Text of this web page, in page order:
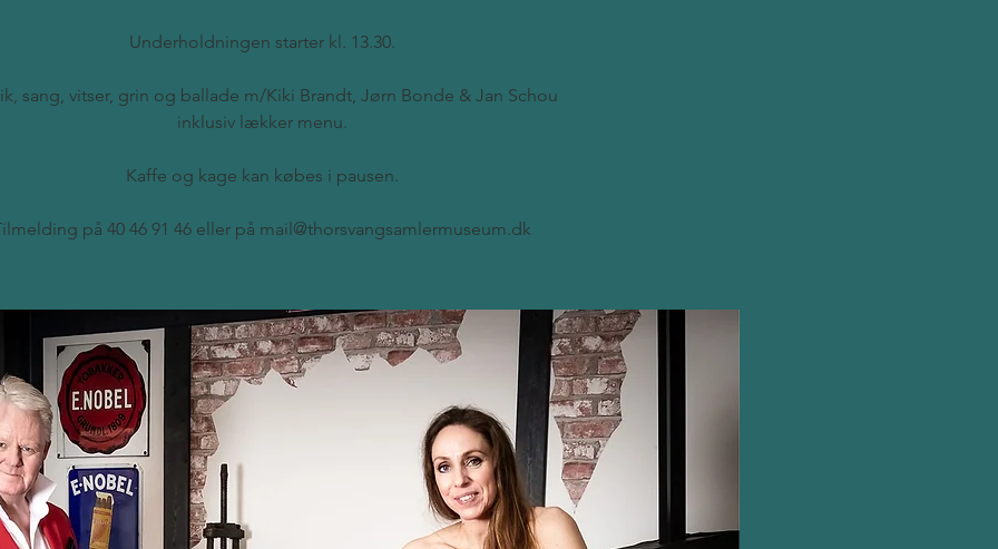
Underholdningen starter kl. 13.30.
sang, vitser, grin og ballade m/Kiki Brandt, Jørn Bonde & Jan Schou
inklusiv lækker menu.
Kaffe og kage kan købes i pausen.
på 40 46 91 46 eller på mail@thorsvangsamlermuseum.dk